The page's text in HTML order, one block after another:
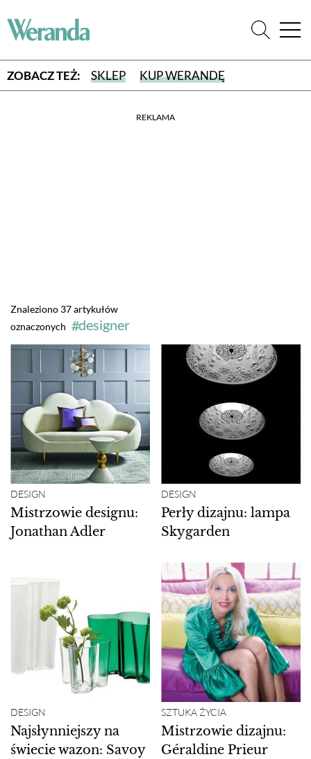
ZOBACZ TEŻ: SKLEP KUP WERANDĘ
REKLAMA
Znaleziono 37 artykułów
oznaczonych
designer
DESIGN
Mistrzowie designu:
Jonathan Adler
DESIGN
Perły dizajnu: lampa
Skygarden
DESIGN
Najsłynniejszy na
świecie wazon: Savoy
SZTUKA ŻYCIA
Mistrzowie dizajnu:
Géraldine Prieur